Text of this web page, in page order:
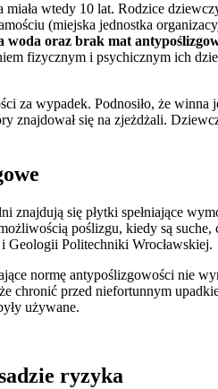
wtedy 10 lat. Rodzice
(miejska jednostka
woda oraz brak mat
fizycznym i psychicznym ich
za wypadek. Podnosiło, że winna
znajdował się na zjeżdżali.
znajdują się płytki spełniające
poślizgu, kiedy są suche,
Politechniki Wrocławskiej.
normę antypoślizgowości nie
chronić przed niefortunnym
używane.
ryzyka